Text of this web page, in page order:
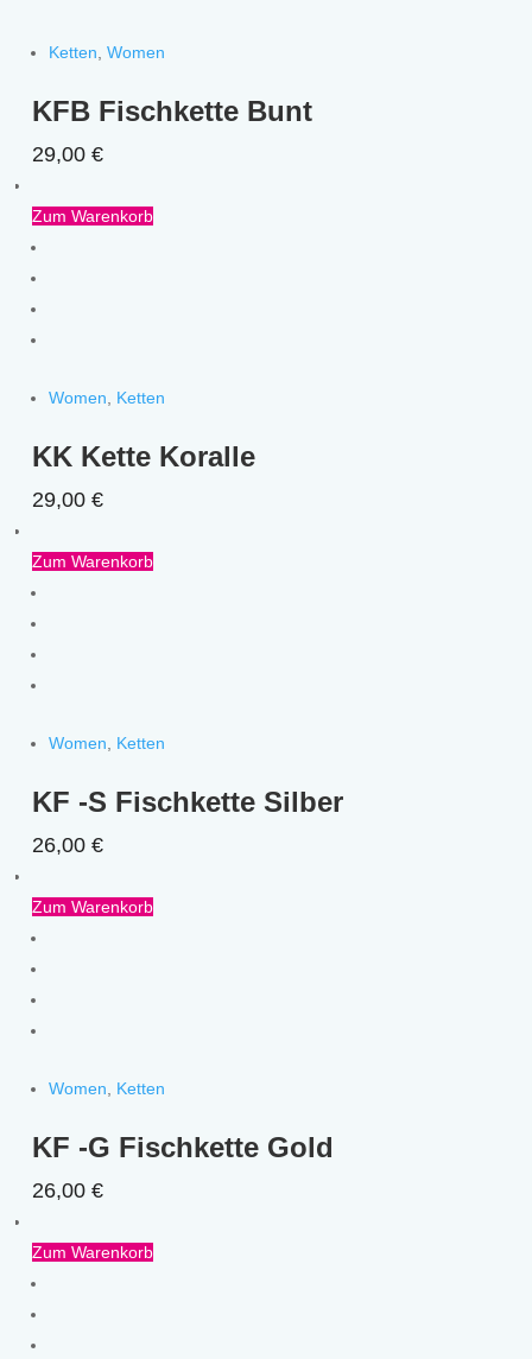
Ketten ,Women
KFB Fischkette Bunt
29,00€
Zum Warenkorb
Women Ketten
KK Kette Koralle
29,00€
Zum Warenkorb
Women Ketten
KF -S Fischkette Silber
26,00€
Zum Warenkorb
Women Ketten
KF -G Fischkette Gold
26,00€
Zum Warenkorb